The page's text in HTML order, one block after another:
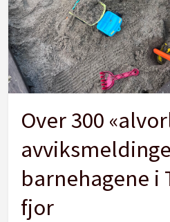
Over 300
barnehagene i
fjor